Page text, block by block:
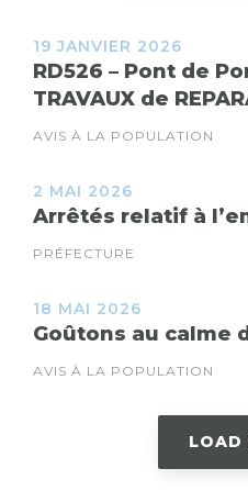
19 JANVIER 2026
RD526 – Pont de
TRAVAUX de
AVIS À LA POPULATION
2 MAI 2026
Arrêtés relatif à
PRÉFECTURE
18 MAI 2026
Goûtons au calme
AVIS À LA POPULATION
LOAD